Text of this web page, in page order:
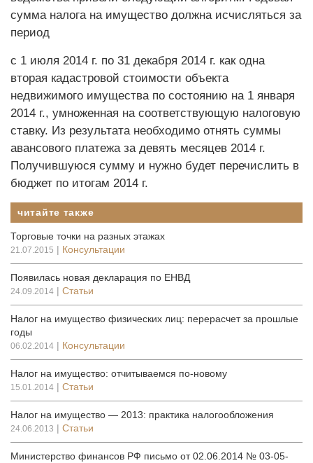
сумма налога на имущество должна исчисляться за
период
с 1 июля 2014 г. по 31 декабря 2014 г. как одна
вторая кадастровой стоимос­ти объекта
недвижимого имущества по состоянию на 1 января
2014 г., умноженная на соответствующую налоговую
ставку. Из результата необходимо отнять суммы
авансового платежа за девять месяцев 2014 г.
Получившуюся сумму и нужно будет перечислить в
бюджет по итогам 2014 г.
читайте также
Торговые точки на разных этажах
21.07.2015 | Консультации
Появилась новая декларация по ЕНВД
24.09.2014 | Статьи
Налог на имущество физических лиц: перерасчет за прошлые
годы
06.02.2014 | Консультации
Налог на имущество: отчитываемся по-новому
15.01.2014 | Статьи
Налог на имущество — 2013: практика налогообложения
24.06.2013 | Статьи
Министерство финансов РФ письмо от 02.06.2014 № 03-05-